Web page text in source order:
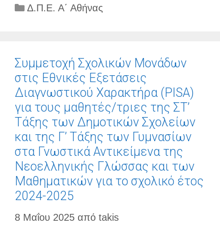
Κατηγορίες
Δ.Π.Ε. Α΄ Αθήνας
Συμμετοχή Σχολικών Μονάδων
στις Εθνικές Εξετάσεις
Διαγνωστικού Χαρακτήρα (PISA)
για τους μαθητές/τριες της ΣΤ’
Τάξης των Δημοτικών Σχολείων
και της Γ’ Τάξης των Γυμνασίων
στα Γνωστικά Αντικείμενα της
Νεοελληνικής Γλώσσας και των
Μαθηματικών για το σχολικό έτος
2024-2025
8 Μαΐου 2025 από takis